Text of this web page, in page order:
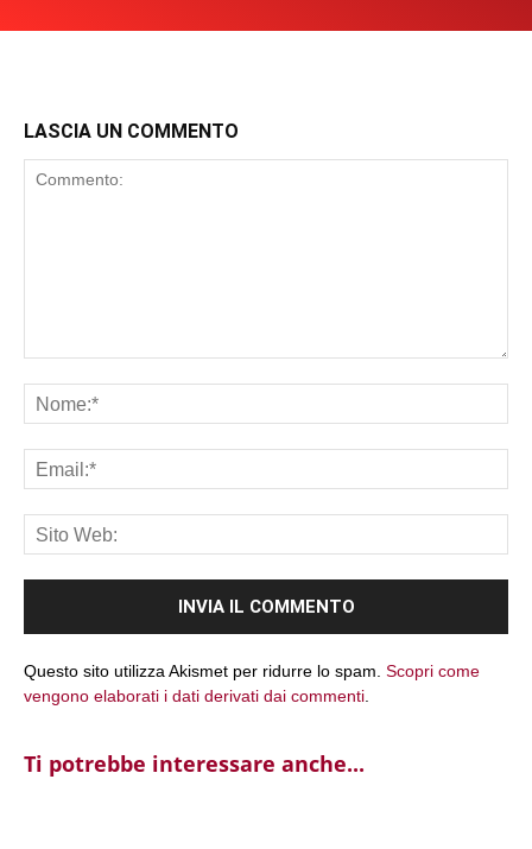
LASCIA UN COMMENTO
Questo sito utilizza Akismet per ridurre lo spam. Scopri come
vengono elaborati i dati derivati dai commenti
Ti potrebbe interessare anche...